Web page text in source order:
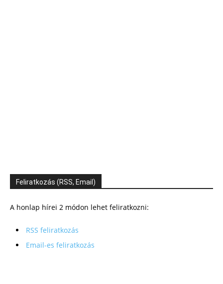
Feliratkozás (RSS, Email)
A honlap hírei 2 módon lehet feliratkozni:
RSS feliratkozás
Email-es feliratkozás